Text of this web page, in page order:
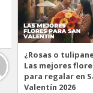
¿Rosas o
Las mejores
para regalar en
Valentín 2026